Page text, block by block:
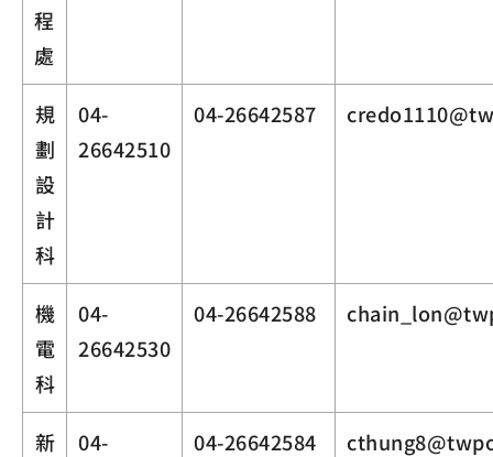
程
處
規
劃
設
計
科
04-
26642510
04-26642587
機
電
科
04-
26642530
04-26642588
新
04-
04-26642584